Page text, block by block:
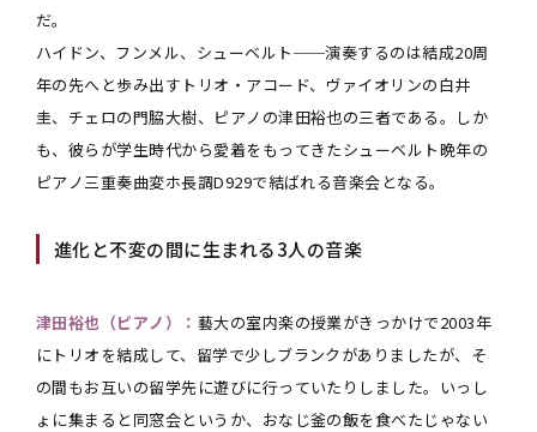
だ。
ハイドン、フンメル、シューベルト──演奏するのは結成20周
年の先へと歩み出すトリオ・アコード、ヴァイオリンの白井
圭、チェロの門脇大樹、ピアノの津田裕也の三者である。しか
も、彼らが学生時代から愛着をもってきたシューベルト晩年の
ピアノ三重奏曲変ホ長調D929で結ばれる音楽会となる。
進化と不変の間に生まれる3人の音楽
津田裕也（ピアノ）： 藝大の室内楽の授業がきっかけで2003年
にトリオを結成して、留学で少しブランクがありましたが、そ
の間もお互いの留学先に遊びに行っていたりしました。いっし
ょに集まると同窓会というか、おなじ釜の飯を食べたじゃない